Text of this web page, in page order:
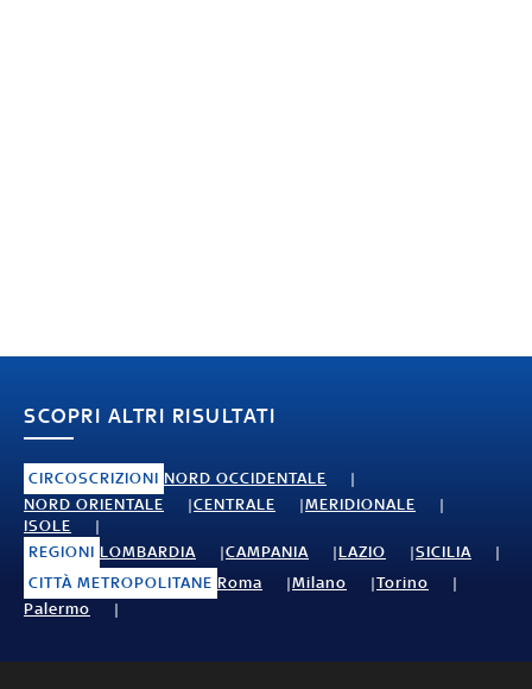
SCOPRI ALTRI RISULTATI
CIRCOSCRIZIONI NORD OCCIDENTALE
NORD ORIENTALE
CENTRALE
MERIDIONALE
ISOLE
REGIONI LOMBARDIA CAMPANIA LAZIO
SICILIA
CITTÀ METROPOLITANE Roma Milano
Torino
Palermo